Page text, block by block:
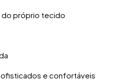
próprio tecido
e confortáveis